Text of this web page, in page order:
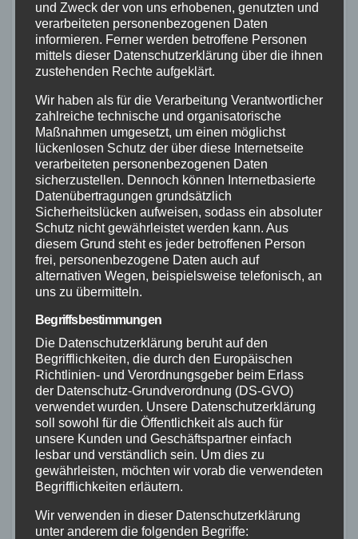
Bilddaten auf digitalen Datenträgern, jegliche
Aufnahme oder Wiedergabe der Bilddaten im
Internet oder in Online-Datenbanken oder in
anderen elektronischen Archiven (auch soweit
es sich um interne elektronische Archive des
Kunden handelt)
die Weitergabe des digitalisierten Bildmaterials
im Wege der Datenfernübertragung oder auf
Datenträgern, die zur öffentlichen Wiedergabe
auf Bildschirmen oder zur Herstellung von
Hardcopies geeignet sind.
Veränderungen des Bildmaterials durch Foto-
urheberrechtlich geschützten Werkes sind nur
nach vorheriger schriftlicher Zustimmung des
Fotografen und nur bei Kennzeichnung mit [M]
gestattet. Auch darf das Bildmaterial nicht
abgezeichnet, nachgestellt fotografiert oder
anderweitig als Motiv benutzt werden.
eingeräumten Nutzungsrechte ganz oder
und Zweck der von uns erhobenen, genutzten und
verarbeiteten personenbezogenen Daten
informieren. Ferner werden betroffene Personen
mittels dieser Datenschutzerklärung über die ihnen
zustehenden Rechte aufgeklärt.
Wir haben als für die Verarbeitung Verantwortlicher
zahlreiche technische und organisatorische
Maßnahmen umgesetzt, um einen möglichst
lückenlosen Schutz der über diese Internetseite
verarbeiteten personenbezogenen Daten
sicherzustellen. Dennoch können Internetbasierte
Datenübertragungen grundsätzlich
Sicherheitslücken aufweisen, sodass ein absoluter
Schutz nicht gewährleistet werden kann. Aus
diesem Grund steht es jeder betroffenen Person
frei, personenbezogene Daten auch auf
alternativen Wegen, beispielsweise telefonisch, an
uns zu übermitteln.
Begriffsbestimmungen
Die Datenschutzerklärung beruht auf den
Begrifflichkeiten, die durch den Europäischen
Richtlinien- und Verordnungsgeber beim Erlass
der Datenschutz-Grundverordnung (DS-GVO)
verwendet wurden. Unsere Datenschutzerklärung
soll sowohl für die Öffentlichkeit als auch für
unsere Kunden und Geschäftspartner einfach
lesbar und verständlich sein. Um dies zu
gewährleisten, möchten wir vorab die verwendeten
Begrifflichkeiten erläutern.
Wir verwenden in dieser Datenschutzerklärung
unter anderem die folgenden Begriffe: